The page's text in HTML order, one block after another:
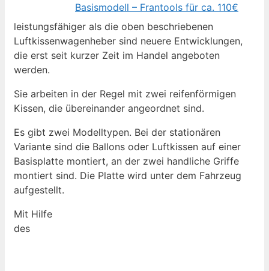
Basismodell – Frantools für ca. 110€
leistungsfähiger als die oben beschriebenen
Luftkissenwagenheber sind neuere Entwicklungen,
die erst seit kurzer Zeit im Handel angeboten
werden.
Sie arbeiten in der Regel mit zwei reifenförmigen
Kissen, die übereinander angeordnet sind.
Es gibt zwei Modelltypen. Bei der stationären
Variante sind die Ballons oder Luftkissen auf einer
Basisplatte montiert, an der zwei handliche Griffe
montiert sind. Die Platte wird unter dem Fahrzeug
aufgestellt.
Mit Hilfe
des